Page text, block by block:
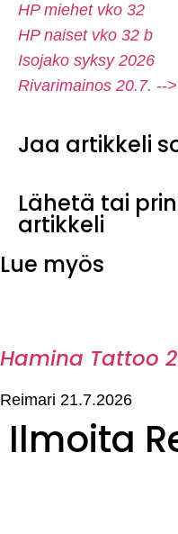
HP miehet vko 32
HP naiset vko 32 b
Isojako syksy 2026
Rivarimainos 20.7. -->
Jaa artikkeli
Lähetä tai
artikkeli
Lue myös
Hamina Tattoo
Reimari 21.7.2026
Ilmoita